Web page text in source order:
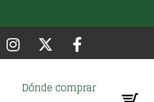
Dónde comprar